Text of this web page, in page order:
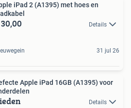
iPad 2 (A1395) met hoes en
Details
31 jul 26
Apple iPad 16GB (A1395) voor
Details